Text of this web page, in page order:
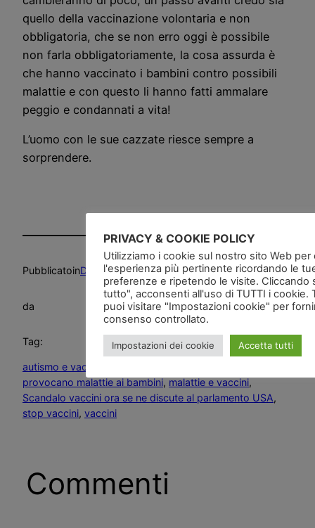
quello della vaccinazione volontaria e non
obbligatoria, che se non erro oggi è possibile
non farla obbligatoriamente, la cosa assurda è
che hanno vaccinato i bambini contro possibili
malattie e con questo li hanno fatti ammalare
peggio e condannati a vita!
L’uomo con le sue cazzate riesce sempre a
sorprendere.
PubblicatoinDeliri , News and go, Salute, Video
da
Tag:
autismo e vaccini
provocano malattie ai bambini, malattie e vaccini
Scandalo vaccini ora se ne discute al parlamento USA
stop vaccini, vaccini
Commenti
PRIVACY & COOKIE POLICY
Utilizziamo i cookie sul nostro sito Web per
l'esperienza più pertinente ricordando le
preferenze e ripetendo le visite. Cliccando
tutto", acconsenti all'uso di TUTTI i cookie.
puoi visitare "Impostazioni cookie" per
consenso controllato.
Impostazioni dei cookie Accetta tutti